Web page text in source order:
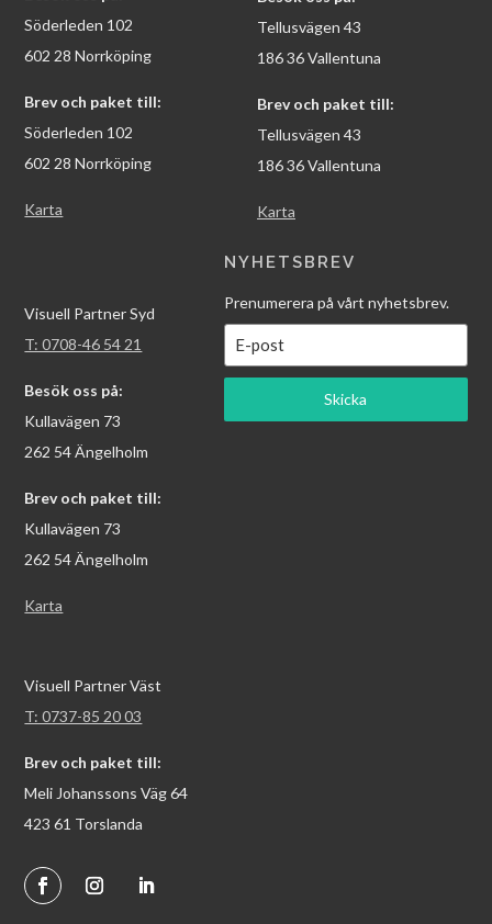
Söderleden 102
602 28 Norrköping
Brev och paket till:
Söderleden 102
602 28 Norrköping
Karta
Tellusvägen 43
186 36 Vallentuna
Brev och paket till:
Tellusvägen 43
186 36 Vallentuna
Karta
Visuell Partner Syd
T: 0708-46 54 21
Besök oss på:
Kullavägen 73
262 54 Ängelholm
Brev och paket till:
Kullavägen 73
262 54 Ängelholm
Karta
Visuell Partner Väst
T: 0737-85 20 03
Brev och paket till:
Meli Johanssons Väg 64
423 61 Torslanda
NYHETSBREV
Prenumerera på vårt nyhetsbrev.
Skicka